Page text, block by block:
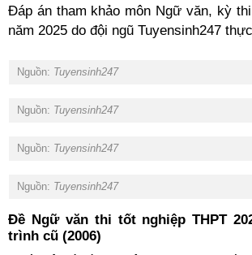
Đáp án tham khảo môn Ngữ văn, kỳ
năm 2025 do đội ngũ Tuyensinh247
Nguồn: Tuyensinh247
Nguồn: Tuyensinh247
Nguồn: Tuyensinh247
Nguồn: Tuyensinh247
Đề Ngữ văn thi tốt nghiệp THPT
trình cũ (2006)